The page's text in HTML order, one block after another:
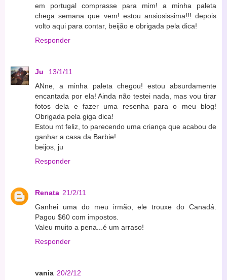
em portugal comprasse para mim! a minha paleta
chega semana que vem! estou ansiosissima!!! depois
volto aqui para contar, beijão e obrigada pela dica!
Responder
Ju
13/1/11
ANne, a minha paleta chegou! estou absurdamente
encantada por ela! Ainda não testei nada, mas vou tirar
fotos dela e fazer uma resenha para o meu blog!
Obrigada pela giga dica!
Estou mt feliz, to parecendo uma criança que acabou de
ganhar a casa da Barbie!
beijos, ju
Responder
Renata 21/2/11
Ganhei uma do meu irmão, ele trouxe do Canadá.
Pagou $60 com impostos.
Valeu muito a pena...é um arraso!
Responder
vania 20/2/12